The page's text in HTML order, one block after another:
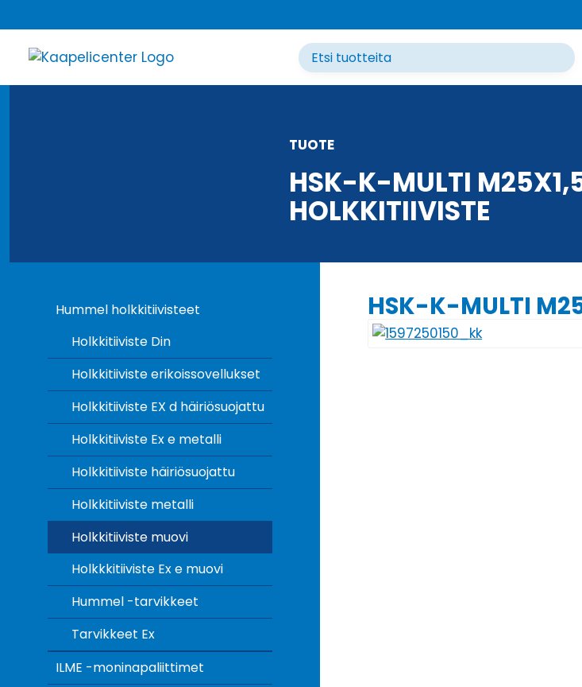
sisältöön
TUOTE
HSK-K-MULTI
HOLKKITIIVISTE
Hummel holkkitiivisteet
Holkkitiiviste Din
Holkkitiiviste erikoissovellukset
Holkkitiiviste EX d häiriösuojattu
Holkkitiiviste Ex e metalli
Holkkitiiviste häiriösuojattu
Holkkitiiviste metalli
Holkkitiiviste muovi
Holkkkitiiviste Ex e muovi
Hummel -tarvikkeet
Tarvikkeet Ex
ILME -moninapaliittimet
HSK-K-MULTI